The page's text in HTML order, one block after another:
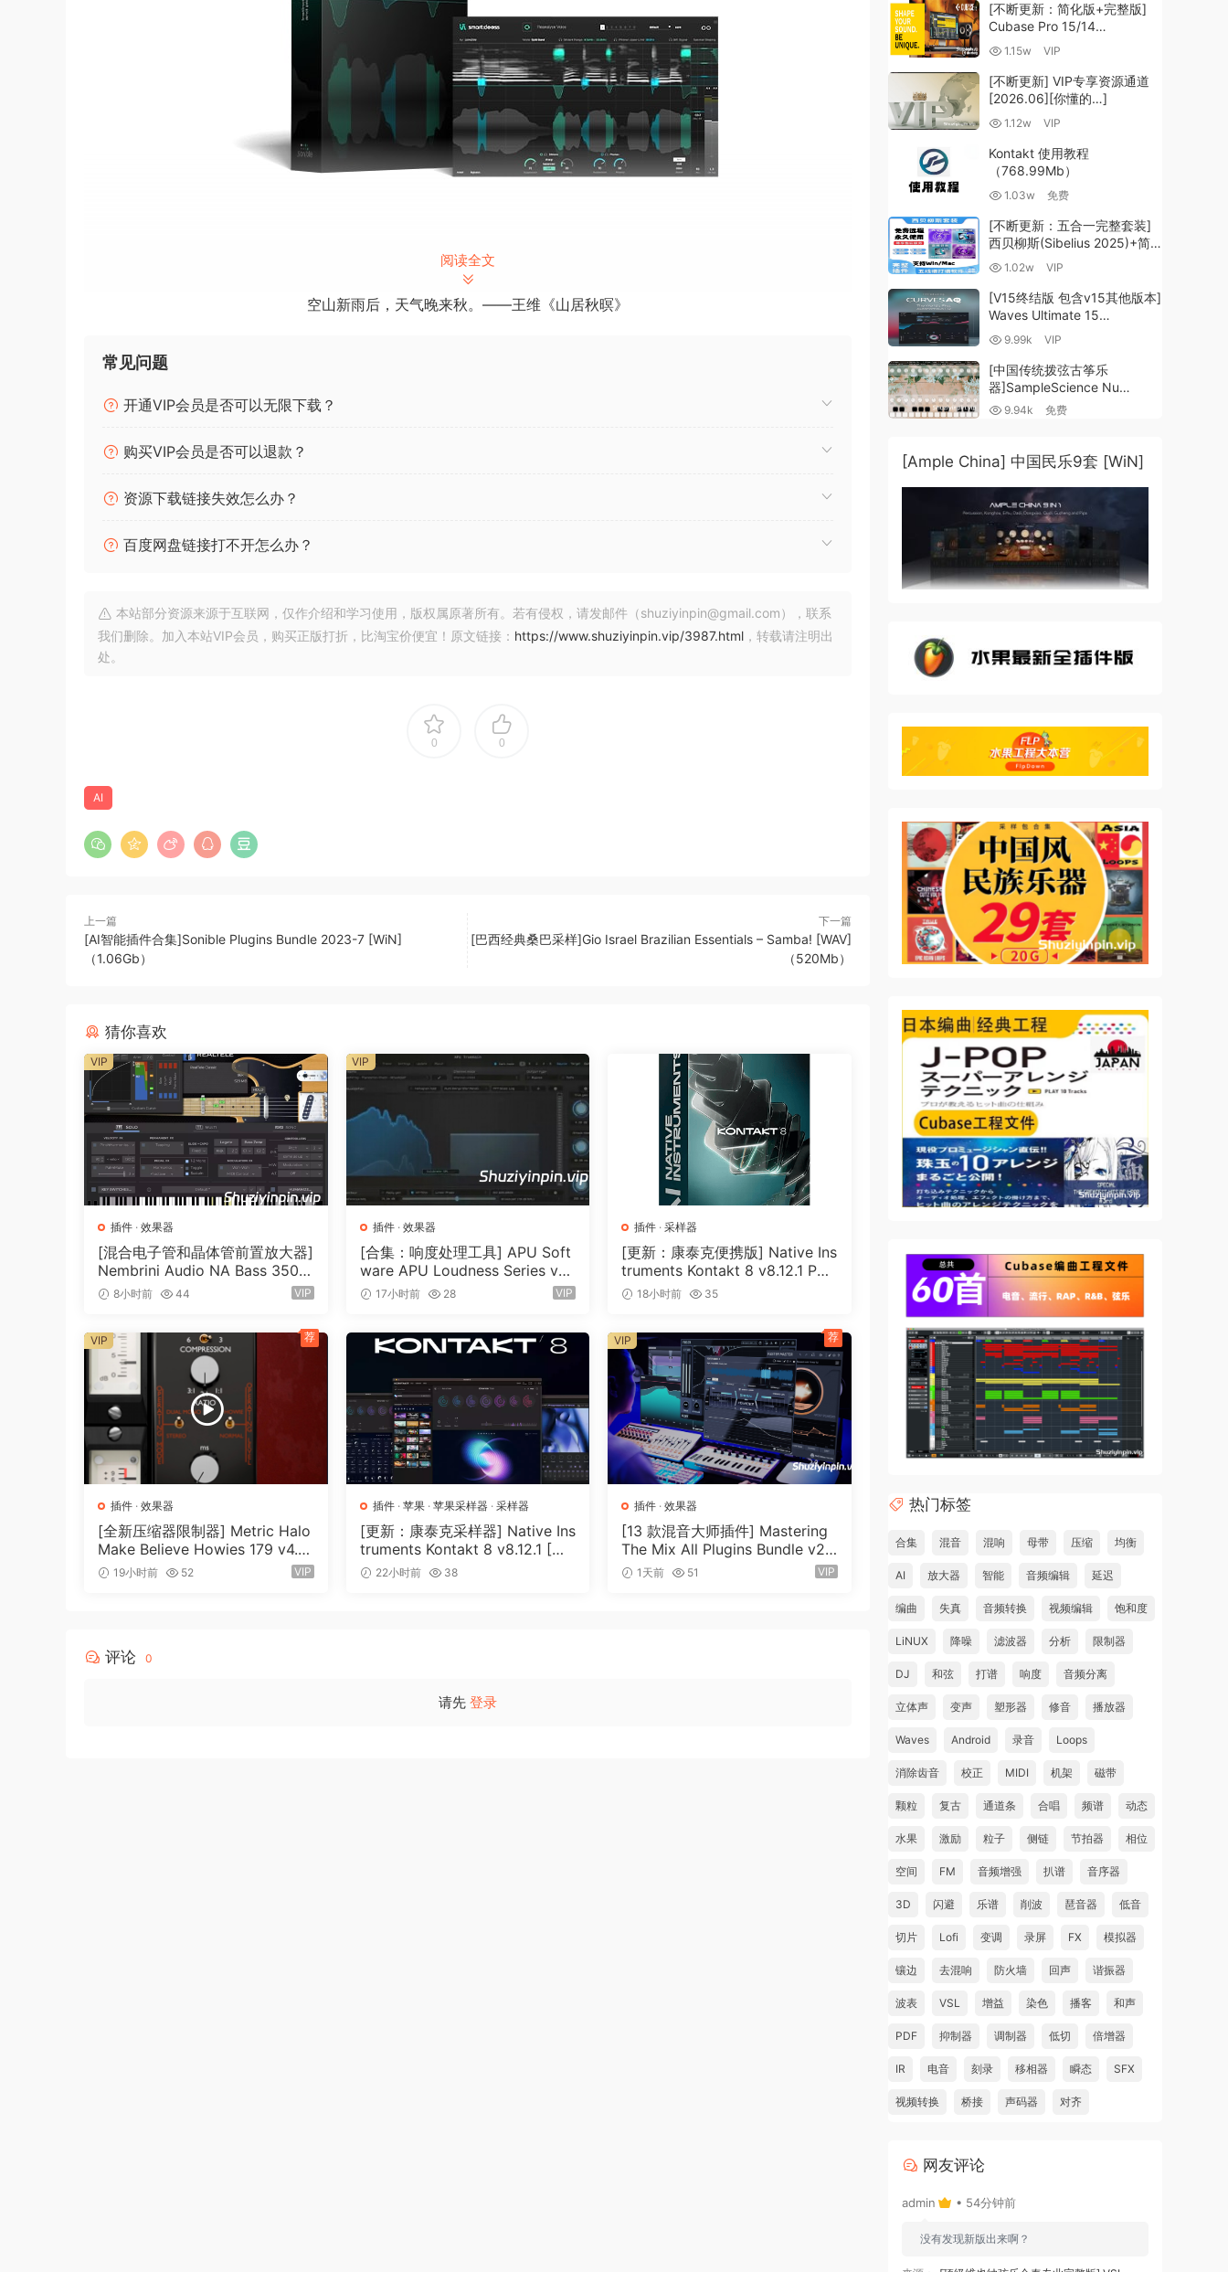
Sonible smartdeess v1.0.2-TeamCubeadooby| 06.2024 | 27.3 MB
Sonible Smartdeess v1.0.1 U2B Mac [MORiA]| 158.0 MB
安装方法：直接安装，免激活版本。
内容感知去声器
的神经网络的力量，smart:deess 可以准确识别音素的起点和终点，而无需设置阈值。由于它能利用频谱处理功能处理
– 只需一个插件，就能解决录音中的去声和浊音问题
– 可对 “Ess “音进行全面塑造和改进，而不仅仅是降低音量
The content-aware de-esser
Where other de-essers just reduce volume – smart:deess goes far deeper and creates a more natural, better
balanced sound. By harnessing the power of a fully trained neural network, smart:deess identifies the exact
entire phoneme using spectral processing, you’ll never want to go back to your old de-esser.
– Tackle de-essing and plosives in voice recordings with a single plugin
– AI processing instantly adjusts the settings according to the source material
阅读全文
空山新雨后，天气晚来秋。——王维《山居秋暝》
常见问题
开通VIP会员是否可以无限下载？
购买VIP会员是否可以退款？
资源下载链接失效怎么办？
百度网盘链接打不开怎么办？
本站部分资源来源于互联网，仅作介绍和学习使用，版权属原著所有。若有侵权，请发邮件（shuziyinpin@gmail.com），联系
我们删除。加入本站VIP会员，购买正版打折，比淘宝价便宜！原文链接： https://www.shuziyinpin.vip/3987.html ，转载请注明出
处。
0 0
AI
上一篇
[AI智能插件合集]Sonible Plugins Bundle 2023-7 [WiN]
（1.06Gb）
下一篇
[巴西经典桑巴采样]Gio Israel Brazilian Essentials – Samba! [WAV]
（520Mb）
猜你喜欢
插件 · 效果器
[混合电子管和晶体管前置放大器]
Nembrini Audio NA Bass 3500
v1.0.0 Incl Keygen-R2R [WiN]
8小时前 44 VIP
VIP
插件· 效果器
[合集：响度处理工具] APU Soft
ware APU Loudness Series v5.
7.0 Incl Keygen-R2R [WiN]（5
17小时前 28 VIP
VIP
插件 ·采样器
[更新：康泰克便携版] Native Ins
truments Kontakt 8 v8.12.1 POR
TABLE-vkDanilov [WiN]（1.25
18小时前 35
插件 · 效果器
[全新压缩器限制器] Metric Halo
Make Believe Howies 179 v4.1.1
7-R2R [WiN]（30.0MB）
19小时前 52 VIP
VIP 荐
插件· 苹果· 苹果采样器· 采样器
[更新：康泰克采样器] Native Ins
truments Kontakt 8 v8.12.1 [Wi
N, MacOSX]（1.2GB+）
22小时前 38
插件 ·效果器
[13 款混音大师插件] Mastering
The Mix All Plugins Bundle v20
26.08.03 [WiN, MacOSX]（180
1天前 51 VIP
VIP 荐
评论 0
请先 登录
[不断更新：简化版+完整版]
Cubase Pro 15/14
VR/R2R/U2B+原厂音源+插件
MacOSX]（704.0MB+）
1.15w VIP
[不断更新] VIP专享资源通道
[2026.06][你懂的…]
1.12w VIP
Kontakt 使用教程
（768.99Mb）
1.03w 免费
[不断更新：五合一完整套装]
西贝柳斯(Sibelius 2025)+简
谱插件V8+图片识别+音频识别
MacOSX]（80.48GB+）
1.02w VIP
[V15终结版 包含v15其他版本]
Waves Ultimate 15
v25.05.27+一键安装版+安装
MacOSX]
（4.1GB+10.2GB+9.6GB）
9.99k VIP
[中国传统拨弦古筝乐
器]SampleScience Nu
Guzheng v2.0 x64 VST
9.94k 免费
[Ample China] 中国民乐9套 [WiN]
热门标签
合集 混音 混响 母带 压缩 均衡
AI 放大器 智能 音频编辑 延迟
编曲 失真 音频转换 视频编辑 饱和度
LiNUX 降噪 滤波器 分析 限制器
DJ 和弦 打谱 响度 音频分离
立体声 变声 塑形器 修音 播放器
Waves Android 录音 Loops
消除齿音 校正 MIDI 机架 磁带
颗粒 复古 通道条 合唱 频谱 动态
水果 激励 粒子 侧链 节拍器 相位
空间 FM 音频增强 扒谱 音序器
3D 闪避 乐谱 削波 琶音器 低音
切片 Lofi 变调 录屏 FX 模拟器
镶边 去混响 防火墙 回声 谐振器
波表 VSL 增益 染色 播客 和声
PDF 抑制器 调制器 低切 倍增器
IR 电音 刻录 移相器 瞬态 SFX
视频转换 桥接 声码器 对齐
网友评论
admin • 54分钟前
没有发现新版出来啊？